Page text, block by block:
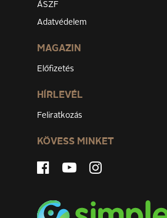
ÁSZF
Adatvédelem
MAGAZIN
Előfizetés
HÍRLEVÉL
Feliratkozás
KÖVESS MINKET